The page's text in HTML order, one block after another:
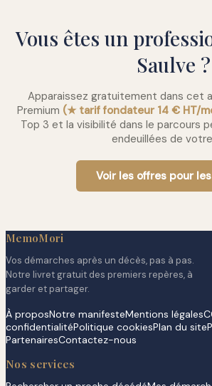
Vous êtes un
Saulve ?
Apparaissez gratuitement dans cet
Premium (★ tarif fondateur 14 € HT/
Top 3 et la visibilité dans le parcours
endeuillées de
Voir les offres pour
MemoMori
Vos démarches après un décès, pas à pas.
Notre livret gratuit des premiers repères, à
garder et partager.
À proposNotre manifesteMentions légales
confidentialitéPolitique cookiesPlan du site
PartenairesContactez-nous
Nos services